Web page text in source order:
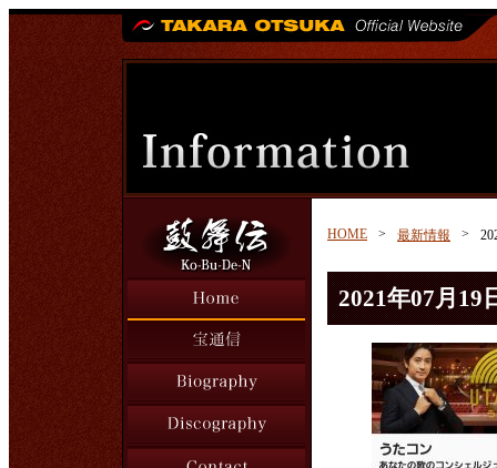
HOME > 最新情報 >
2021年07月19